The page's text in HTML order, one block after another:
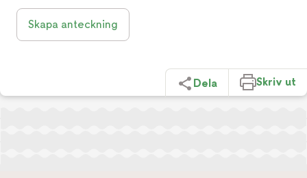
Skapa anteckning
Dela Skriv ut